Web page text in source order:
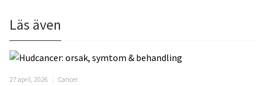
Läs även
27 april, 2026 Cancer